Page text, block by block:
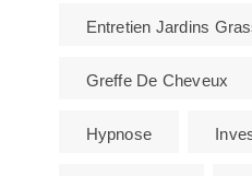
Entretien Jardins
Greffe De Cheveux
Hypnose